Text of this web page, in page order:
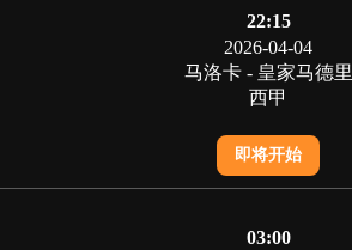
22:15
2026-04-04
马洛卡 - 皇家马德里
西甲
即将开始
03:00